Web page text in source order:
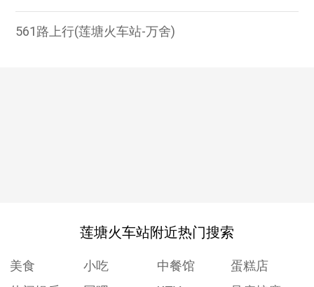
561路上行(莲塘火车站-万舍)
莲塘火车站附近热门搜索
美食 小吃 中餐馆
蛋糕店